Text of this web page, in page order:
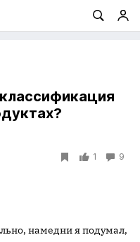
1 9
намедни я подумал,